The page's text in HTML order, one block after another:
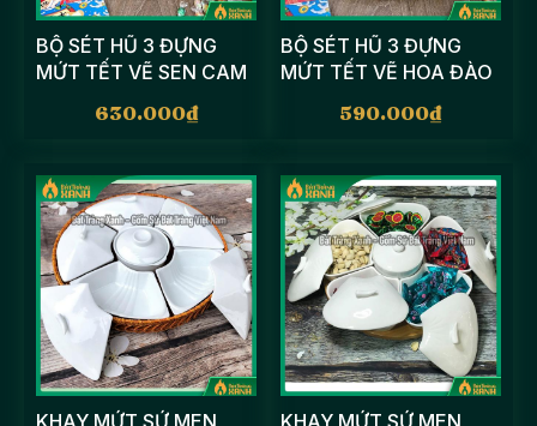
BỘ SÉT HŨ 3 ĐỰNG
MỨT TẾT VẼ SEN CAM
630.000₫
BỘ SÉT HŨ 3 ĐỰNG
MỨT TẾT VẼ HOA ĐÀO
590.000₫
KHAY MỨT SỨ MEN KHAY MỨT SỨ MEN